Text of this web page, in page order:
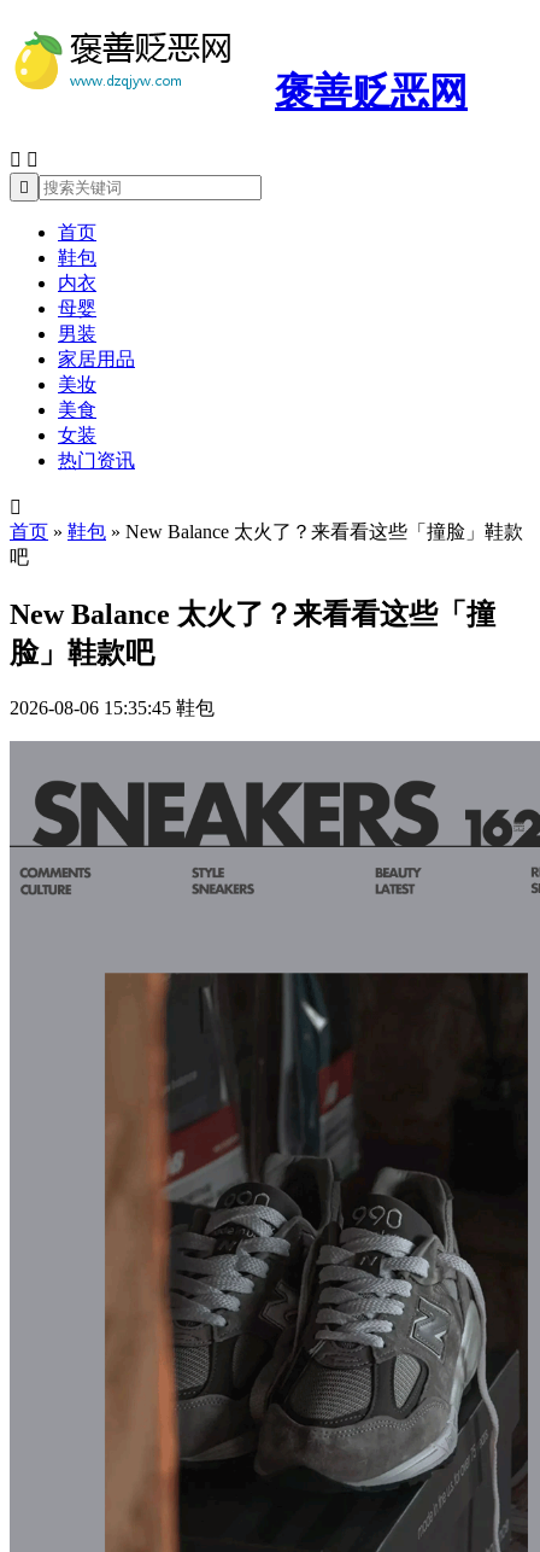
褒善贬恶网
 

首页
鞋包
内衣
母婴
男装
家居用品
美妆
美食
女装
热门资讯

首页 » 鞋包 » New Balance 太火了？来看看这些「撞脸」鞋款
吧
New Balance 太火了？来看看这些「撞
脸」鞋款吧
2026-08-06 15:35:45 鞋包